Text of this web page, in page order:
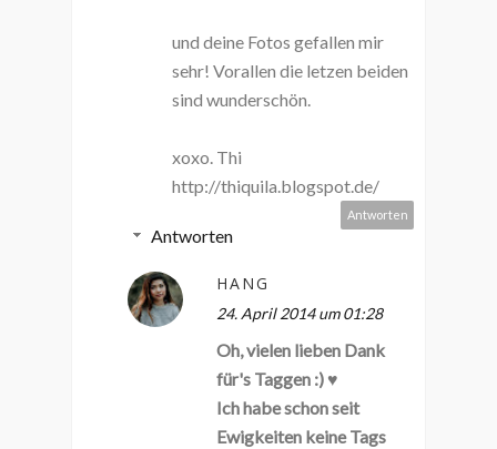
und deine Fotos gefallen mir
sehr! Vorallen die letzen beiden
sind wunderschön.
xoxo. Thi
http://thiquila.blogspot.de/
Antworten
Antworten
HANG
24. April 2014 um 01:28
Oh, vielen lieben Dank
für's Taggen :) ♥
Ich habe schon seit
Ewigkeiten keine Tags